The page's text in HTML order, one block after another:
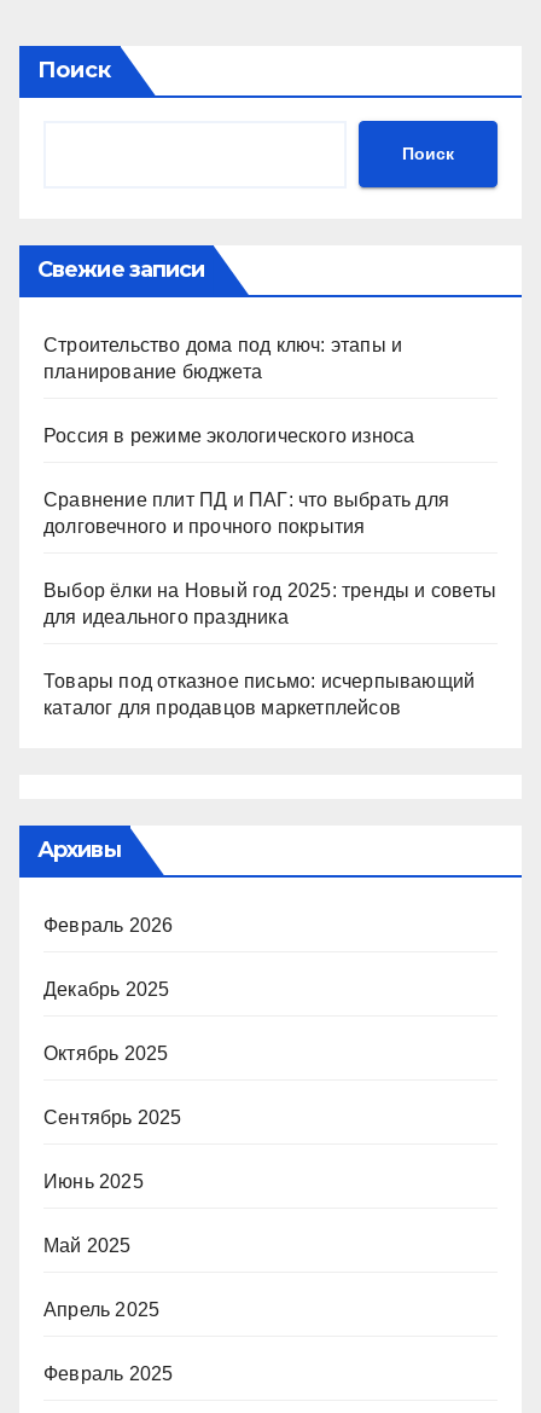
Поиск
Поиск
Свежие записи
Строительство дома под ключ: этапы и
планирование бюджета
Россия в режиме экологического износа
Сравнение плит ПД и ПАГ: что выбрать для
долговечного и прочного покрытия
Выбор ёлки на Новый год 2025: тренды и советы
для идеального праздника
Товары под отказное письмо: исчерпывающий
каталог для продавцов маркетплейсов
Архивы
Февраль 2026
Декабрь 2025
Октябрь 2025
Сентябрь 2025
Июнь 2025
Май 2025
Апрель 2025
Февраль 2025